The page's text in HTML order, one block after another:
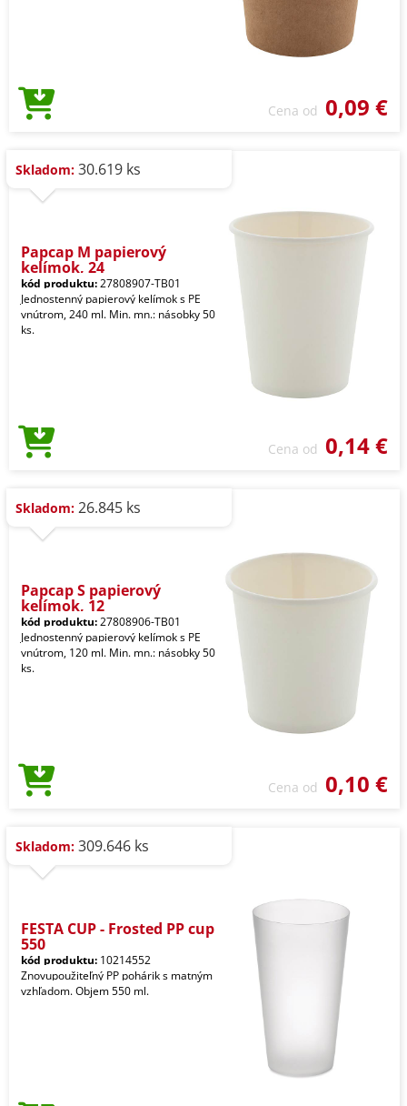
Cena od 0,09 €
Skladom: 30.619 ks
Papcap M papierový
kelímok, 24
kód produktu:27808907-TB01
Jednostenný papierový kelímok s PE
vnútrom, 240 ml. Min. mn.: násobky 50
ks.
Cena od 0,14 €
Skladom: 26.845 ks
Papcap S papierový
kelímok, 12
kód produktu:27808906-TB01
Jednostenný papierový kelímok s PE
vnútrom, 120 ml. Min. mn.: násobky 50
ks.
Cena od 0,10 €
Skladom: 309.646 ks
FESTA CUP - Frosted PP cup
550
kód produktu: 10214552
Znovupoužiteľný PP pohárik s matným
vzhľadom. Objem 550 ml.